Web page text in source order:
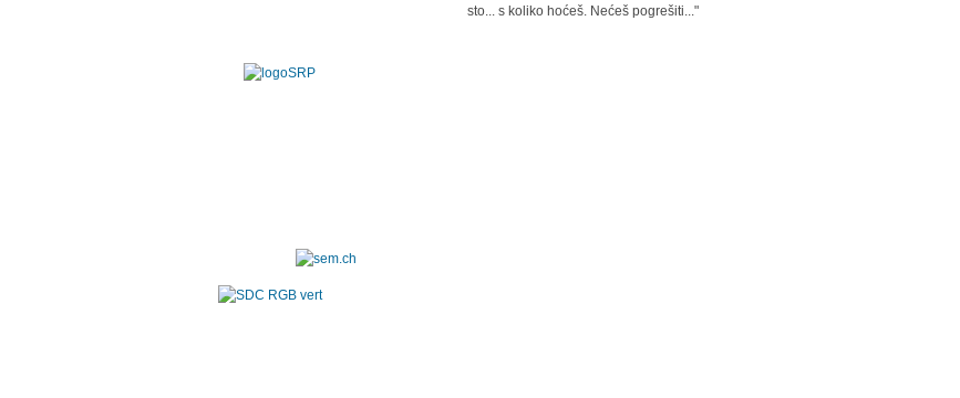
sto... s koliko hoćeš. Nećeš pogrešiti..."